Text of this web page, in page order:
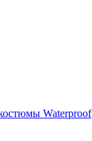
Waterproof